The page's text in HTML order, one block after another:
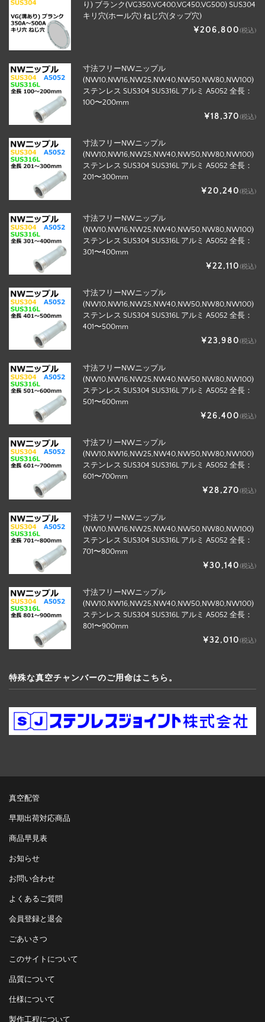
り) ブランク(VG350,VG400,VG450,VG500) SUS304
キリ穴(ホール穴) ねじ穴(タップ穴)
¥206,800(税込)
寸法フリーNWニップル
(NW10,NW16,NW25,NW40,NW50,NW80,NW100)
ステンレス SUS304 SUS316L アルミ A5052 全長：
100〜200mm
¥18,370(税込)
寸法フリーNWニップル
(NW10,NW16,NW25,NW40,NW50,NW80,NW100)
ステンレス SUS304 SUS316L アルミ A5052 全長：
201〜300mm
¥20,240(税込)
寸法フリーNWニップル
(NW10,NW16,NW25,NW40,NW50,NW80,NW100)
ステンレス SUS304 SUS316L アルミ A5052 全長：
301〜400mm
¥22,110(税込)
寸法フリーNWニップル
(NW10,NW16,NW25,NW40,NW50,NW80,NW100)
ステンレス SUS304 SUS316L アルミ A5052 全長：
401〜500mm
¥23,980(税込)
寸法フリーNWニップル
(NW10,NW16,NW25,NW40,NW50,NW80,NW100)
ステンレス SUS304 SUS316L アルミ A5052 全長：
501〜600mm
¥26,400(税込)
寸法フリーNWニップル
(NW10,NW16,NW25,NW40,NW50,NW80,NW100)
ステンレス SUS304 SUS316L アルミ A5052 全長：
601〜700mm
¥28,270(税込)
寸法フリーNWニップル
(NW10,NW16,NW25,NW40,NW50,NW80,NW100)
ステンレス SUS304 SUS316L アルミ A5052 全長：
701〜800mm
¥30,140(税込)
寸法フリーNWニップル
(NW10,NW16,NW25,NW40,NW50,NW80,NW100)
ステンレス SUS304 SUS316L アルミ A5052 全長：
801〜900mm
¥32,010(税込)
特殊な真空チャンバーのご用命はこちら。
真空配管
早期出荷対応商品
商品早見表
お知らせ
お問い合わせ
よくあるご質問
会員登録と退会
ごあいさつ
このサイトについて
品質について
仕様について
製作工程について